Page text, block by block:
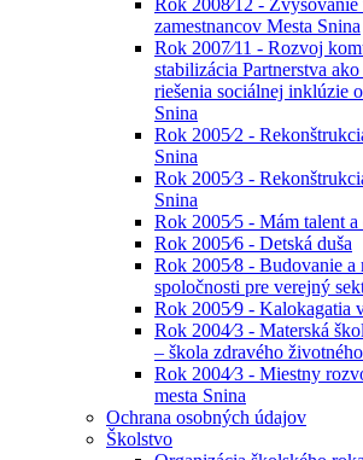
Rok 2008⁄12 -
zamestnancov Mesta Snina
Rok 2007⁄11 - Rozvoj
stabilizácia Partnerstva
riešenia sociálnej inklúzie
Snina
Rok 2005⁄2 -
Snina
Rok 2005⁄3 -
Snina
Rok 2005⁄5 - Mám talent
Rok 2005⁄6 - Detská duša
Rok 2005⁄8 - Budovanie
spoločnosti pre verejný
Rok 2005⁄9 - Kalokagatia
Rok 2004⁄3 - Materská
– škola zdravého
Rok 2004⁄3 - Miestny
mesta Snina
Ochrana osobných údajov
Školstvo